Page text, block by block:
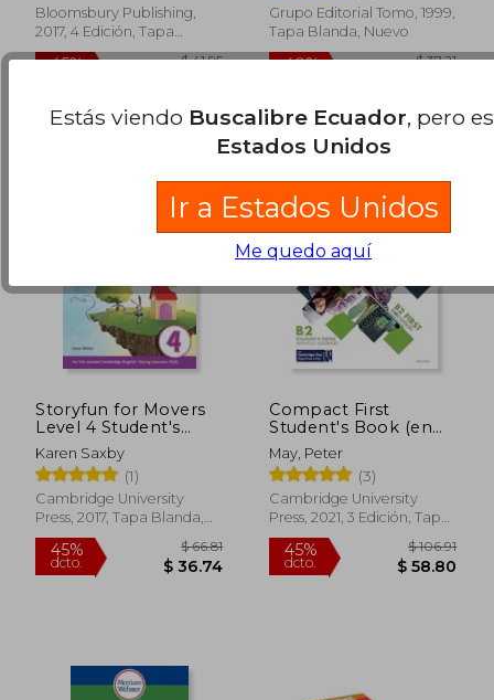
40%
dcto. $ 68.02
45%
dcto.
45%
dcto.
$ 35.83
$ 19.71
45%
dcto. $
Score (en Inglés)
Bloomsbury Publishing,
2017, 4 Edición, Tapa
Blanda, Nuevo
Grupo Editorial Tomo, 1999,
Tapa Blanda, Nuevo
Storyfun for Movers
Level 4 Student's
Book with Online
Activities and Home
Fun Booklet 4 (en
Inglés)
Karen Saxby
(1)
Cambridge University
Press, 2017, Tapa Blanda,
Nuevo
Compact First
Student's Book (en
Inglés)
May, Peter
(3)
Cambridge University
Press, 2021, 3 Edición, Tapa
Blanda, Nuevo
Estás viendo Buscalibre Ecuador, pero
Estados Unidos
Ir a Estados Unidos
Me quedo aquí